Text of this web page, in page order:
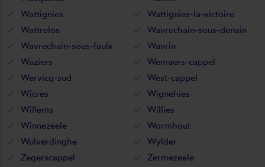
Wattignies
Wattignies-la-victoire
Wattrelos
Wavrechain-sous-denain
Wavrechain-sous-faulx
Wavrin
Waziers
Wemaers-cappel
Wervicq-sud
West-cappel
Wicres
Wignehies
Willems
Willies
Winnezeele
Wormhout
Wulverdinghe
Wylder
Zegerscappel
Zermezeele